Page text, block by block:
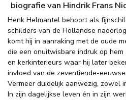
biografie van Hindrik Frans
Henk Helmantel behoort als
schilders van de Hollandse
komt hij in aanraking met de oude
die een onuitwisbare indruk op
en kerkinterieurs waar hij later
invloed van de zeventiende-
Vermeer duidelijk aanwezig, zowel
In zijn dagelijkse leven én in zijn